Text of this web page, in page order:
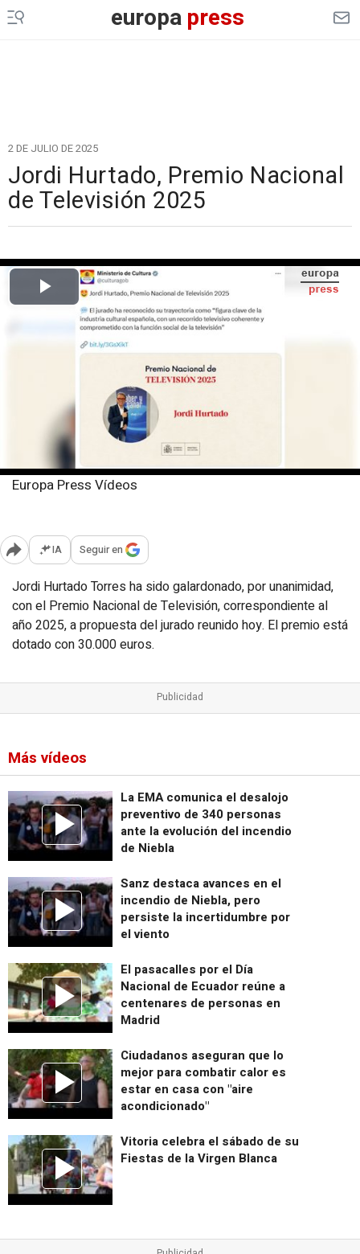
europapress
2 DE JULIO DE 2025
Jordi Hurtado, Premio Nacional
de Televisión 2025
Europa Press Vídeos
Abrir opciones para compartir
IA Seguir en
Jordi Hurtado Torres ha sido galardonado, por unanimidad,
con el Premio Nacional de Televisión, correspondiente al
año 2025, a propuesta del jurado reunido hoy. El premio está
dotado con 30.000 euros.
Más vídeos
La EMA comunica el desalojo
preventivo de 340 personas
ante la evolución del incendio
de Niebla
Sanz destaca avances en el
incendio de Niebla, pero
persiste la incertidumbre por
el viento
El pasacalles por el Día
Nacional de Ecuador reúne a
centenares de personas en
Madrid
Ciudadanos aseguran que lo
mejor para combatir calor es
estar en casa con "aire
acondicionado"
Vitoria celebra el sábado de su
Fiestas de la Virgen Blanca